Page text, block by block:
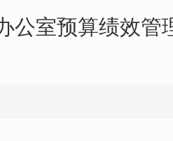
公室预算绩效管